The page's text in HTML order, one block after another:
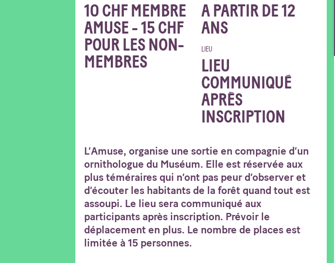
10 CHF MEMBRE
AMUSE - 15 CHF
POUR LES NON-
MEMBRES
A PARTIR DE 12
ANS
LIEU
LIEU
COMMUNIQUÉ
APRÈS
INSCRIPTION
L’Amuse, organise une sortie en compagnie d’un
ornithologue du Muséum. Elle est réservée aux
plus téméraires qui n’ont pas peur d’observer et
d’écouter les habitants de la forêt quand tout est
assoupi. Le lieu sera communiqué aux
participants après inscription. Prévoir le
déplacement en plus. Le nombre de places est
limitée à 15 personnes.